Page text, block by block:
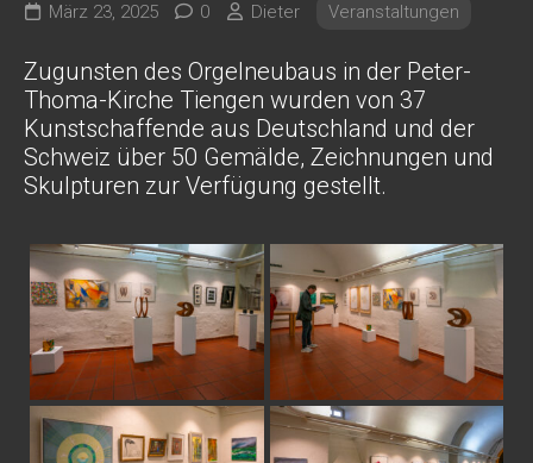
März 23, 2025 0 Dieter Veranstaltungen
Zugunsten des Orgelneubaus in der Peter-
Thoma-Kirche Tiengen wurden von 37
Kunstschaffende aus Deutschland und der
Schweiz über 50 Gemälde, Zeichnungen und
Skulpturen zur Verfügung gestellt.